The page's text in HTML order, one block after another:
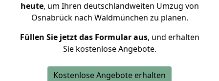
heute, um Ihren deutschlandweiten Umzug von
Osnabrück nach Waldmünchen zu planen.
Füllen Sie jetzt das Formular aus, und erhalten
Sie kostenlose Angebote.
Kostenlose Angebote erhalten